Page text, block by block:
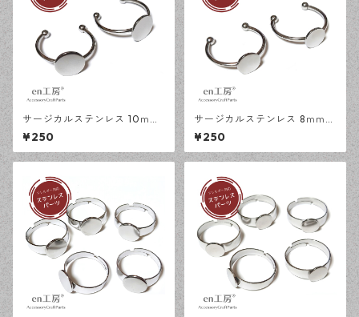
サージカルステンレス 10ｍｍ
平皿 オープンリング台 シルバ
ー 2個 アレルギー対応 アクセ
サリーパーツ ハンドメイド資
¥250
サージカルステンレス 8ｍｍ
平皿 オープンリング台 シルバ
ー 2個 アレルギー対応 アクセ
サリーパーツ ハンドメイド資
¥250